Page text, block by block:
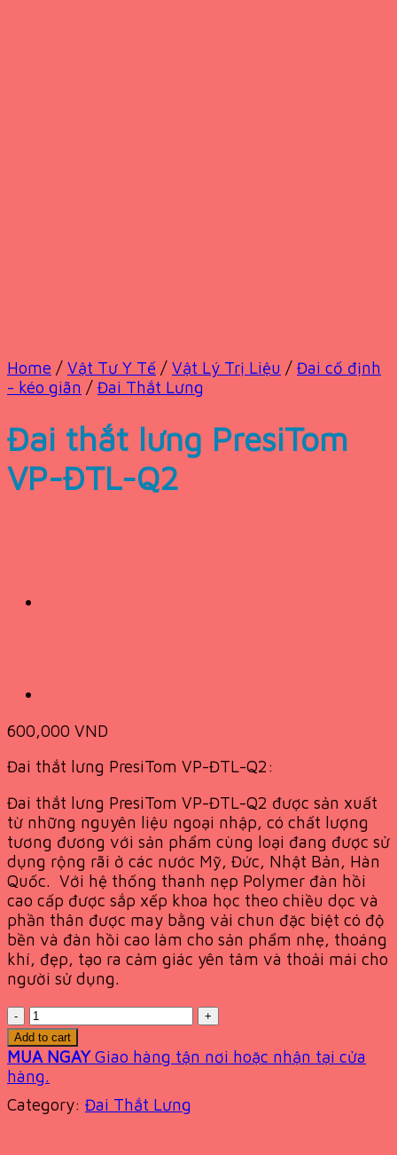
Home / Vật Tư Y Tế / Vật Lý Trị Liệu / Đai cố định
- kéo giãn / Đai Thắt Lưng
Đai thắt lưng PresiTom
VP-ĐTL-Q2
600,000 VND
Đai thắt lưng PresiTom VP-ĐTL-Q2:
Đai thắt lưng PresiTom VP-ĐTL-Q2 được sản xuất
từ những nguyên liệu ngoại nhập, có chất lượng
tương đương với sản phẩm cùng loại đang được sử
dụng rộng rãi ở các nước Mỹ, Đức, Nhật Bản, Hàn
Quốc. Với hệ thống thanh nẹp Polymer đàn hồi
cao cấp được sắp xếp khoa học theo chiều dọc và
phần thân được may bằng vải chun đặc biệt có độ
bền và đàn hồi cao làm cho sản phẩm nhẹ, thoáng
khí, đẹp, tạo ra cảm giác yên tâm và thoải mái cho
người sử dụng.
Quantity
Add to cart
MUA NGAY Giao hàng tận nơi hoặc nhận tại cửa
hàng.
Category: Đai Thắt Lưng